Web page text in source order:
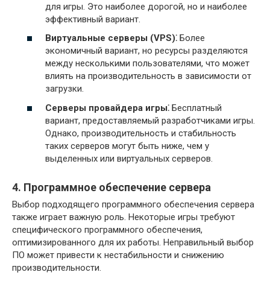
для игры. Это наиболее дорогой, но и наиболее
эффективный вариант.
Виртуальные серверы (VPS)⁚ Более
экономичный вариант, но ресурсы разделяются
между несколькими пользователями, что может
влиять на производительность в зависимости от
загрузки.
Серверы провайдера игры⁚ Бесплатный
вариант, предоставляемый разработчиками игры.
Однако, производительность и стабильность
таких серверов могут быть ниже, чем у
выделенных или виртуальных серверов.
4. Программное обеспечение сервера
Выбор подходящего программного обеспечения сервера
также играет важную роль. Некоторые игры требуют
специфического программного обеспечения,
оптимизированного для их работы. Неправильный выбор
ПО может привести к нестабильности и снижению
производительности.